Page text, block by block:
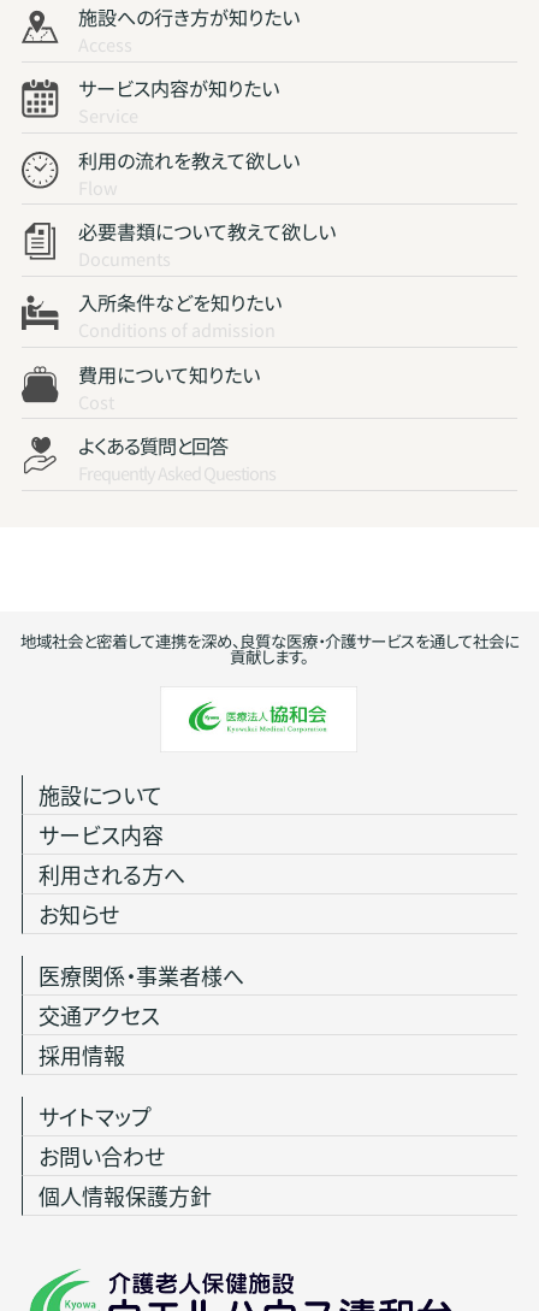
施設への行き方が知りたい
Access
サービス内容が知りたい
Service
利用の流れを教えて欲しい
Flow
必要書類について教えて欲しい
Documents
入所条件などを知りたい
Conditions of admission
費用について知りたい
Cost
よくある質問と回答
Frequently Asked Questions
地域社会と密着して連携を深め、良質な医療・介護サービスを通して社会に
貢献します。
施設について
サービス内容
利用される方へ
お知らせ
医療関係・事業者様へ
交通アクセス
採用情報
サイトマップ
お問い合わせ
個人情報保護方針